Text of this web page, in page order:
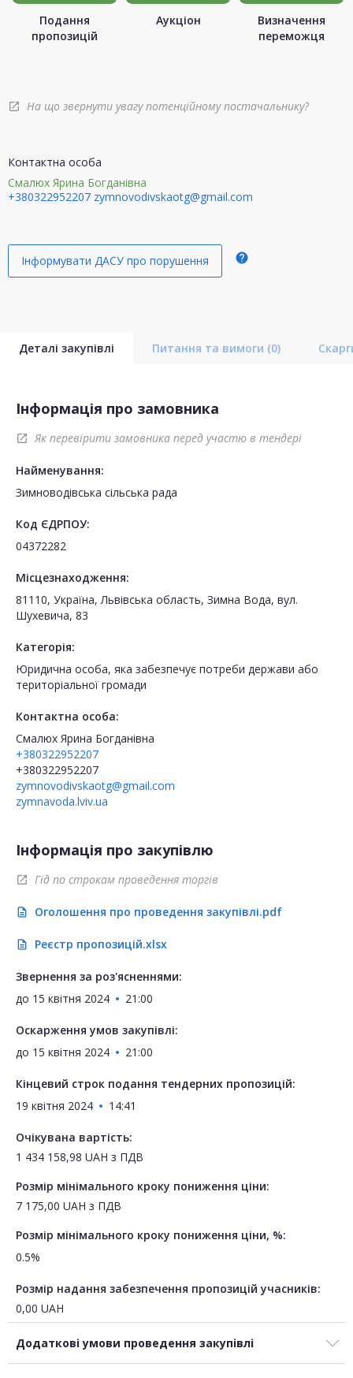
Подання
пропозицій
Аукціон
Визначення
переможця
open_in_new На що звернути увагу потенційному постачальнику?
Контактна особа
Смалюх Ярина Богданівна
+380322952207 zymnovodivskaotg@gmail.com
Інформувати ДАСУ про порушення help
Деталі закупівлі Питання та вимоги (0)
Інформація про замовника
open_in_new Як перевірити замовника перед участю в тендері
Найменування:
Зимноводівська сільська рада
Код ЄДРПОУ:
04372282
Місцезнаходження:
81110, Україна, Львівська область, Зимна Вода, вул.
Шухевича, 83
Категорія:
Юридична особа, яка забезпечує потреби держави або
територіальної громади
Контактна особа:
Смалюх Ярина Богданівна
+380322952207
+380322952207
zymnovodivskaotg@gmail.com
zymnavoda.lviv.ua
Інформація про закупівлю
open_in_new Гід по строкам проведення торгів
description Оголошення про проведення закупівлі.pdf
description Реєстр пропозицій.xlsx
Звернення за роз'ясненнями:
до 15 квітня 2024 21:00
Оскарження умов закупівлі:
до 15 квітня 2024 21:00
Кінцевий строк подання тендерних пропозицій:
19 квітня 2024
14:41
Очікувана вартість:
1 434 158,98 UAH з ПДВ
Розмір мінімального кроку пониження ціни:
7 175,00 UAH з ПДВ
Розмір мінімального кроку пониження ціни, %:
0.5%
Розмір надання забезпечення пропозицій учасників:
0,00 UAH
Додаткові умови проведення закупівлі